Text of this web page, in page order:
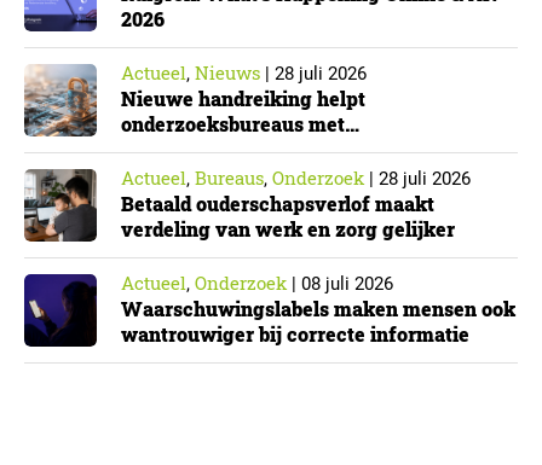
2026
Actueel, Nieuws | 28 juli 2026
Nieuwe handreiking helpt
onderzoeksbureaus met
Cyberbeveiligingswet
Actueel, Bureaus, Onderzoek| 28 juli 2026
Betaald ouderschapsverlof maakt
verdeling van werk en zorg gelijker
Actueel, Onderzoek| 08 juli 2026
Waarschuwingslabels maken mensen ook
wantrouwiger bij correcte informatie